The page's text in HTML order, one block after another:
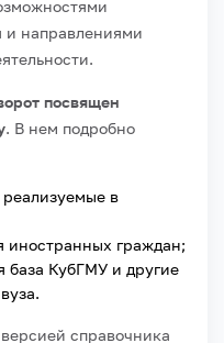
и направлениями
посвящен
. В нем подробно
реализуемые в
иностранных граждан;
база КубГМУ и другие
справочника